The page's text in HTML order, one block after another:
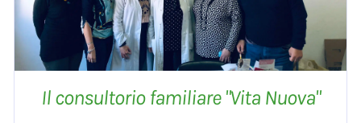
Il consultorio familiare "Vita Nuova"